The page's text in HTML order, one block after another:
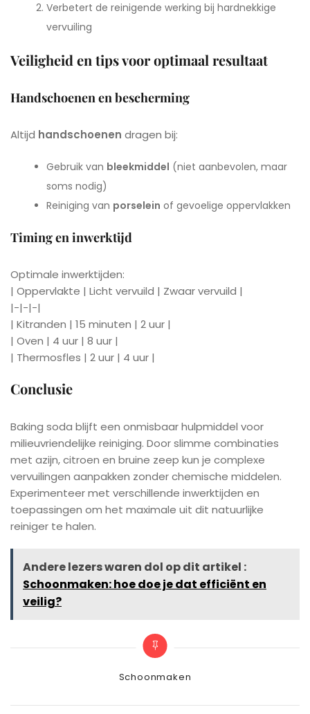
Verbetert de reinigende werking bij hardnekkige
vervuiling
Veiligheid en tips voor optimaal resultaat
Handschoenen en bescherming
Altijd handschoenen dragen bij:
Gebruik van bleekmiddel (niet aanbevolen, maar
soms nodig)
Reiniging van porselein of gevoelige oppervlakken
Timing en inwerktijd
Optimale inwerktijden:
| Oppervlakte | Licht vervuild | Zwaar vervuild |
|-|-|-|
| Kitranden | 15 minuten | 2 uur |
| Oven | 4 uur | 8 uur |
| Thermosfles | 2 uur | 4 uur |
Conclusie
Baking soda blijft een onmisbaar hulpmiddel voor
milieuvriendelijke reiniging. Door slimme combinaties
met azijn, citroen en bruine zeep kun je complexe
vervuilingen aanpakken zonder chemische middelen.
Experimenteer met verschillende inwerktijden en
toepassingen om het maximale uit dit natuurlijke
reiniger te halen.
Andere lezers waren dol op dit artikel :
Schoonmaken: hoe doe je dat efficiënt en
veilig?
Categories
Schoonmaken